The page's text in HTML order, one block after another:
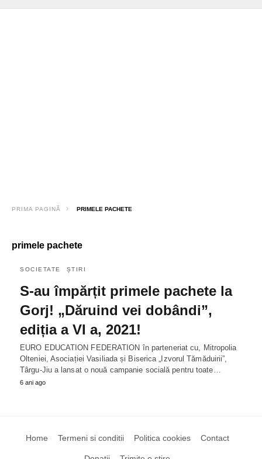
PRIMA PAGINĂ PRIMELE PACHETE
primele pachete
SOCIETATE ȘTIRI
S-au împărțit primele pachete la
Gorj! „Dăruind vei dobândi”,
ediția a VI a, 2021!
EURO EDUCATION FEDERATION în parteneriat cu, Mitropolia
Olteniei, Asociației Vasiliada și Biserica „Izvorul Tămăduirii”,
Târgu-Jiu a lansat o nouă campanie socială pentru toate…
6 ani ago
Home Termeni si conditii Politica cookies Contact